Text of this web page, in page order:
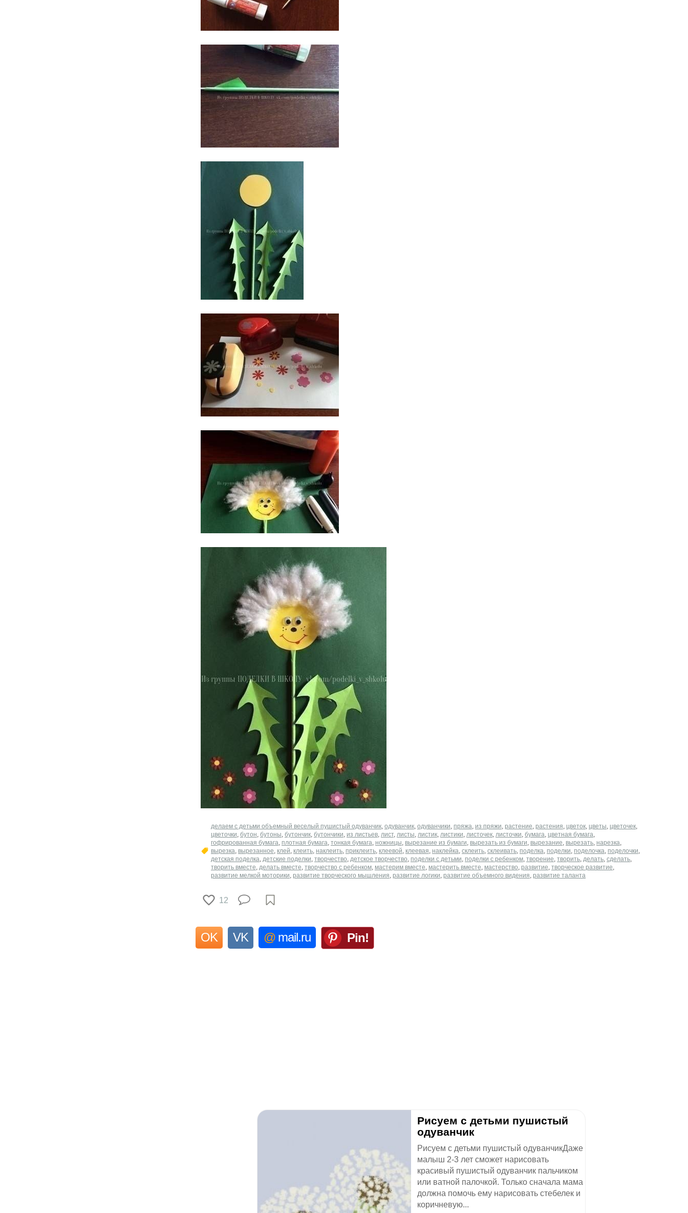
​делаем с детьми объемный веселый пушистый одуванчик, одуванчик, одуванчики, пряжа, из пряжи, растение, растения, цветок, цветы, цветочек,
цветочки, бутон, бутоны, бутончик, бутончики, из листьев, лист, листы, листик, листики, листочек, листочки, бумага, цветная бумага,
гофрированная бумага, плотная бумага, тонкая бумага, ножницы, вырезание из бумаги, вырезать из бумаги, вырезание, вырезать, нарезка,
вырезка, вырезанное, клей, клеить, наклеить, приклеить, клеевой, клеевая, наклейка, склеить, склеивать, поделка, поделки, поделочка, поделочки,
детская поделка, детские поделки, творчество, детское творчество, поделки с детьми, поделки с ребенком, творение, творить, делать, сделать,
творить вместе, делать вместе, творчество с ребенком, мастерим вместе, мастерить вместе, мастерство, развитие, творческое развитие,
развитие мелкой моторики, развитие творческого мышления, развитие логики, развитие объемного видения, развитие таланта
12
OK VK @ mail.ru Pin!
​Рисуем с детьми пушистый
одуванчик
Рисуем с детьми пушистый одуванчикДаже
малыш 2-3 лет сможет нарисовать
красивый пушистый одуванчик пальчиком
или ватной палочкой. Только сначала мама
должна помочь ему нарисовать стебелек и
коричневую...